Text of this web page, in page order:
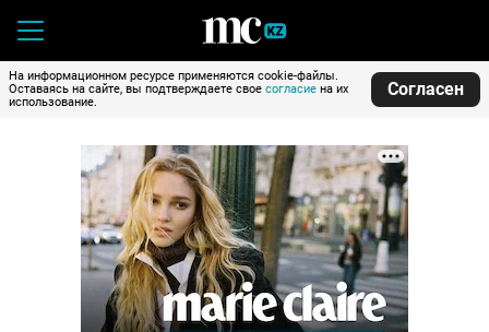
На информационном ресурсе применяются cookie-файлы.
Оставаясь на сайте, вы подтверждаете свое согласие на их
использование.
Согласен